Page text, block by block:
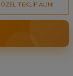
TEKLIF ALIN!